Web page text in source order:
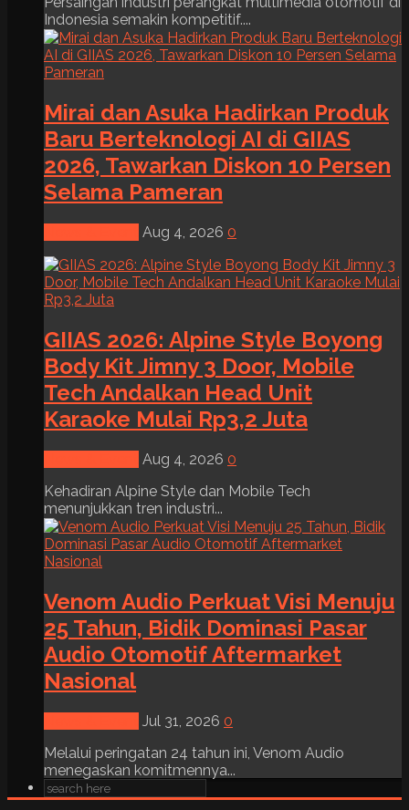
Indonesia semakin kompetitif....
Mirai dan Asuka Hadirkan Produk
Baru Berteknologi AI di GIIAS
2026, Tawarkan Diskon 10 Persen
Selama Pameran
Aug 4, 2026 0
GIIAS 2026: Alpine Style Boyong
Body Kit Jimny 3 Door, Mobile
Tech Andalkan Head Unit
Karaoke Mulai Rp3,2 Juta
Aug 4, 2026 0
Kehadiran Alpine Style dan Mobile Tech
menunjukkan tren industri...
Venom Audio Perkuat Visi Menuju
25 Tahun, Bidik Dominasi Pasar
Audio Otomotif Aftermarket
Nasional
Jul 31, 2026 0
Melalui peringatan 24 tahun ini, Venom Audio
menegaskan komitmennya...